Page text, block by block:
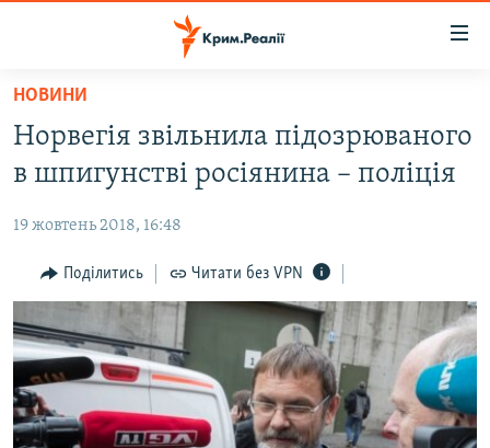
Перейти
основного
матеріалу
до
навігації
Перейти
до
пошуку
ВОДА.КРИМ
ВІДЕО ТА ФОТО
ПОЛІТИКА
БЛОГИ
ПОГЛЯД
ІНТЕРВ'Ю
ВСЕ ЗА ДЕНЬ
СПЕЦПРОЕКТИ
НОВИНИ
Норвегія звільнила підозрюваного
в шпигунстві росіянина – поліція
19 жовтень 2018, 16:48
Поділитись Читати без VPN